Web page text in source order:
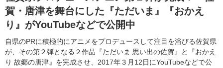
グッズ イベント
声優
舞台 新帝スタ
ラキりす
番組・動画一覧 ラジオ
連載・ブログ
連載・ブログ一覧
編集部ブログ・お知らせ
賀・唐津を舞台にした『ただいま』『おかえ
り』がYouTubeなどで公開中
自県のPRに積極的にアニメをプロデュースして注目を浴びる佐賀県
が、その第２弾となる２作品『ただいま 思い出の佐賀』と『おかえ
り 故郷の唐津』を完成させ、2017年３月12日にYouTubeなどで公